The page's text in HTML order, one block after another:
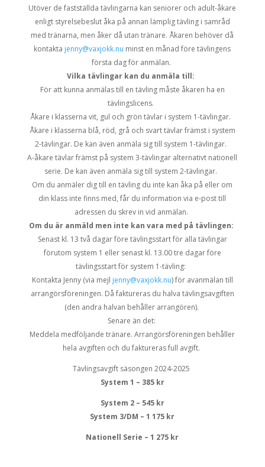
Utöver de fastställda tävlingarna kan seniorer och adult-åkare
enligt styrelsebeslut åka på annan lämplig tävling i samråd
med tränarna, men åker då utan tränare. Åkaren behöver då
kontakta jenny@vaxjokk.nu minst en månad före tävlingens
första dag för anmälan.
Vilka tävlingar kan du anmäla till:
För att kunna anmälas till en tävling måste åkaren ha en
tävlingslicens.
Åkare i klasserna vit, gul och grön tävlar i system 1-tävlingar.
Åkare i klasserna blå, röd, grå och svarttävlarfrämst i system
2-tävlingar. De kan även anmäla sig till system 1-tävlingar.
A-åkaretävlar främst på system 3-tävlingar alternativt nationell
serie. De kan även anmäla sig till system 2-tävlingar.
Om du anmäler dig till en tävling du inte kan åka på eller om
din klass inte finns med, får du information via e-post till
adressen du skrev in vid anmälan.
Om du är anmäld men inte kan vara med på tävlingen:
Senast kl. 13 två dagar före tävlingsstartför alla tävlingar
förutom system 1 ellersenast kl. 13.00tre dagar före
tävlingsstart för system 1-tävling:
Kontakta Jenny (via mejl jenny@vaxjokk.nu)för avanmälan till
arrangörsföreningen. Då faktureras du halva tävlingsavgiften
(den andra halvan behåller arrangören).
Senare än det:
Meddela medföljande tränare. Arrangörsföreningen behåller
hela avgiften och du faktureras full avgift.
Tävlingsavgift säsongen2024-2025
System 1 – 385 kr
System 2 – 545 kr
System 3/DM – 1 175 kr
Nationell Serie – 1 275 kr